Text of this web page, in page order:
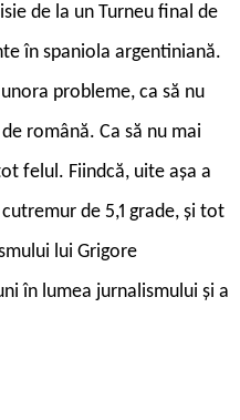
de la un Turneu final de
în spaniola argentiniană.
probleme, ca să nu
română. Ca să nu mai
felul. Fiindcă, uite așa a
de 5,1 grade, și tot
lui Grigore
în lumea jurnalismului și a